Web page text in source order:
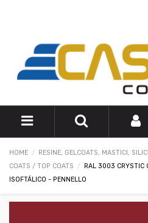
HOME RESINE, GELCOATS, MASTICI,
COATS / TOP COATS
RAL 3003 CRYSTIC
ISOFTÁLICO - PENNELLO